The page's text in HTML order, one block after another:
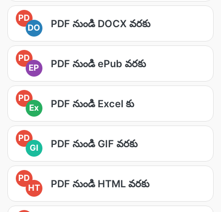
PD
DO
PDF నుండి DOCX వరకు
PD
EP
PDF నుండి ePub వరకు
PD
Ex
PDF నుండి Excel కు
PD
GI
PDF నుండి GIF వరకు
PD
HT
PDF నుండి HTML వరకు